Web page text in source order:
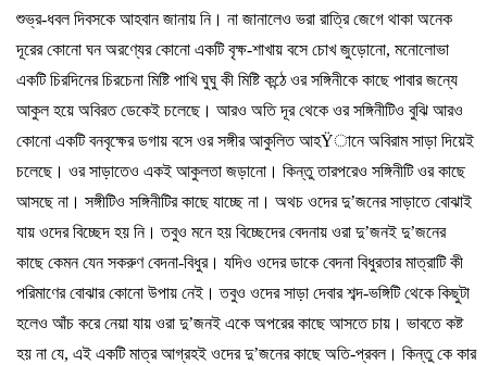
শুভ্র-ধবল দিবসকে আহবান জানায় নি। না জানালেও ভরা রাত্রি জেগে থাকা অনেক
দূরের কোনো ঘন অরণ্যের কোনো একটি বৃক্ষ-শাখায় বসে চোখ জুড়োনো, মনোলোভা
একটি চিরদিনের চিরচেনা মিষ্টি পাখি ঘুঘু কী মিষ্টি কন্ঠে ওর সঙ্গিনীকে কাছে পাবার জন্যে
আকুল হয়ে অবিরত ডেকেই চলেছে। আরও অতি দূর থেকে ওর সঙ্গিনীটিও বুঝি আরও
কোনো একটি বনবৃক্ষের ডগায় বসে ওর সঙ্গীর আকুলিত আহŸানে অবিরাম সাড়া দিয়েই
চলেছে। ওর সাড়াতেও একই আকুলতা জড়ানো। কিন্তু তারপরেও সঙ্গিনীটি ওর কাছে
আসছে না। সঙ্গীটিও সঙ্গিনীটির কাছে যাচ্ছে না। অথচ ওদের দু’জনের সাড়াতে বোঝাই
যায় ওদের বিচ্ছেদ হয় নি। তবুও মনে হয় বিচ্ছেদের বেদনায় ওরা দু’জনই দু’জনের
কাছে কেমন যেন সকরুণ বেদনা-বিধুর। যদিও ওদের ডাকে বেদনা বিধুরতার মাত্রাটি কী
পরিমাণের বোঝার কোনো উপায় নেই। তবুও ওদের সাড়া দেবার শব্দ-ভঙ্গিটি থেকে কিছুটা
হলেও আঁচ করে নেয়া যায় ওরা দু’জনই একে অপরের কাছে আসতে চায়। ভাবতে কষ্ট
হয় না যে, এই একটি মাত্র আগ্রহই ওদের দু’জনের কাছে অতি-প্রবল। কিন্তু কে কার